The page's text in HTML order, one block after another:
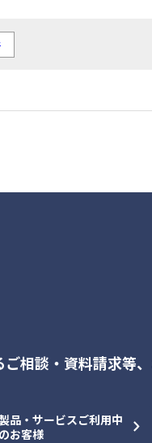
相談・資料請求等、
品・サービスご利用中
のお客様